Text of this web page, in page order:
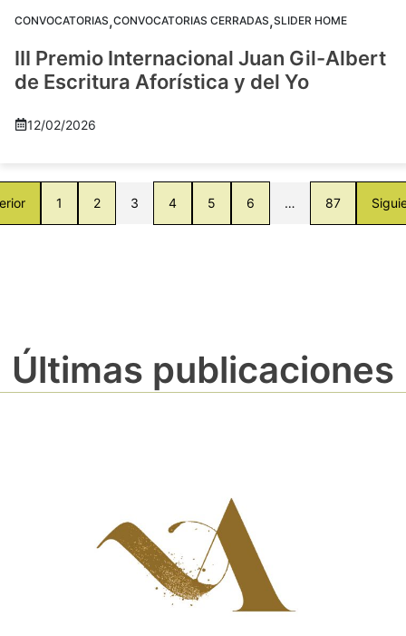
CONVOCATORIAS,CONVOCATORIAS CERRADAS,SLIDER HOME
III Premio Internacional Juan Gil-Albert
de Escritura Aforística y del Yo
12/02/2026
1 2 3 4 5 6 … 87
Últimas publicaciones